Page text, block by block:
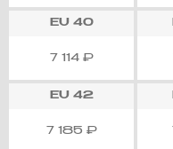
EU40
7 114 ₽
EU42
7 185 ₽